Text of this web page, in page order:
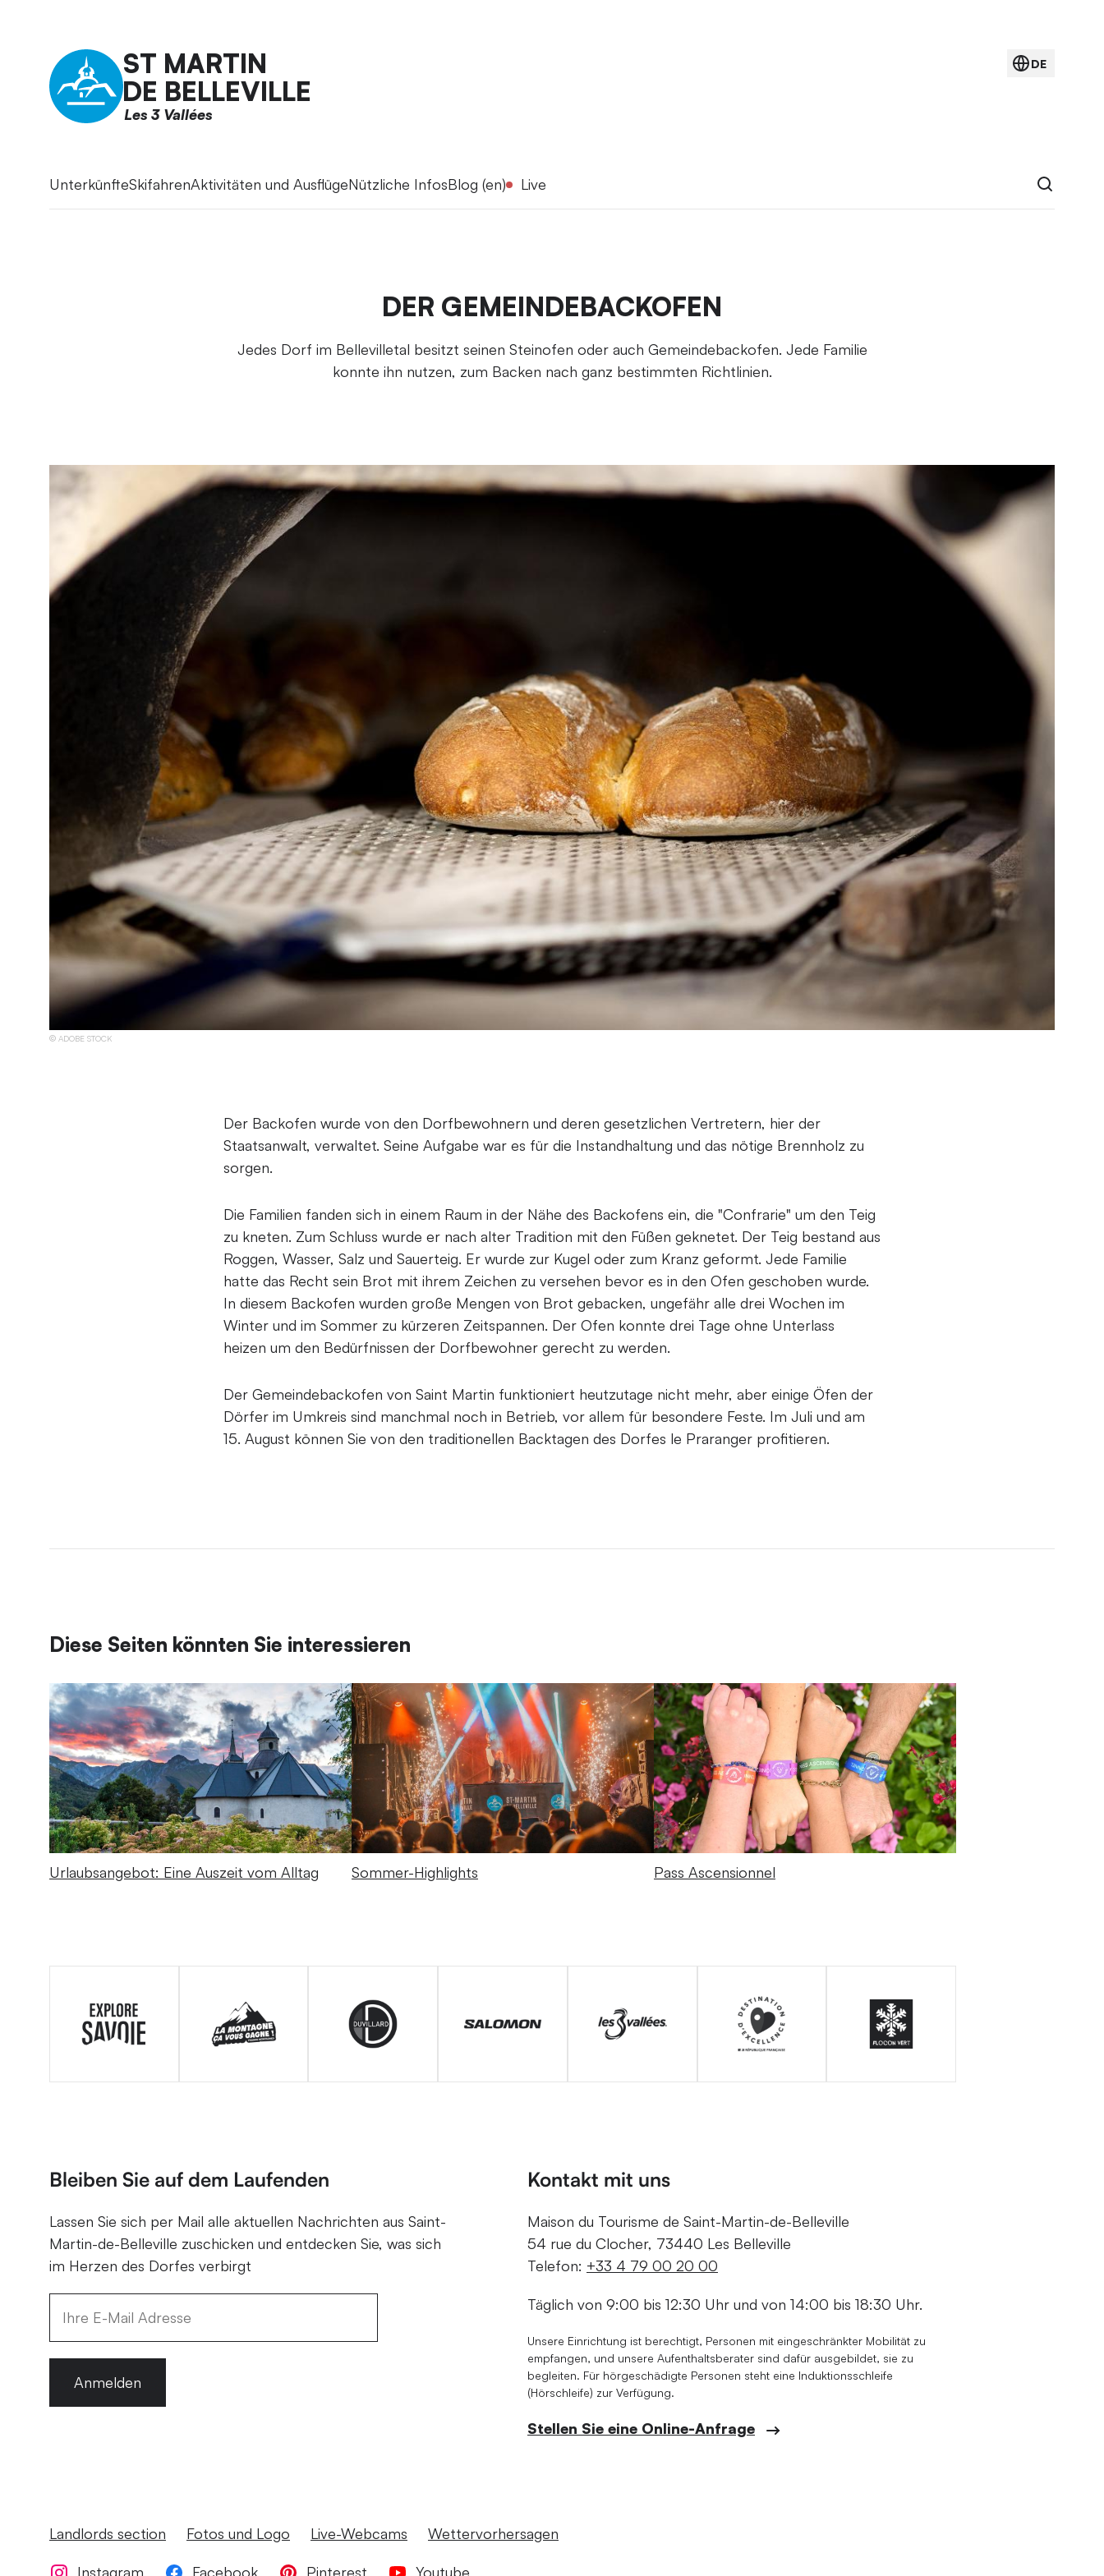
ST MARTIN
DE BELLEVILLE
Les 3 Vallées
DE
UnterkünfteSkifahrenAktivitäten und AusflügeNützliche InfosBlog (en) Live
DER GEMEINDEBACKOFEN
Jedes Dorf im Bellevilletal besitzt seinen Steinofen oder auch Gemeindebackofen. Jede Familie
konnte ihn nutzen, zum Backen nach ganz bestimmten Richtlinien.
ADOBE STOCK
Der Backofen wurde von den Dorfbewohnern und deren gesetzlichen Vertretern, hier der
Staatsanwalt, verwaltet. Seine Aufgabe war es für die Instandhaltung und das nötige Brennholz zu
sorgen.
Die Familien fanden sich in einem Raum in der Nähe des Backofens ein, die "Confrarie" um den Teig
zu kneten. Zum Schluss wurde er nach alter Tradition mit den Füßen geknetet. Der Teig bestand aus
Roggen, Wasser, Salz und Sauerteig. Er wurde zur Kugel oder zum Kranz geformt. Jede Familie
hatte das Recht sein Brot mit ihrem Zeichen zu versehen bevor es in den Ofen geschoben wurde.
In diesem Backofen wurden große Mengen von Brot gebacken, ungefähr alle drei Wochen im
Winter und im Sommer zu kürzeren Zeitspannen. Der Ofen konnte drei Tage ohne Unterlass
heizen um den Bedürfnissen der Dorfbewohner gerecht zu werden.
Der Gemeindebackofen von Saint Martin funktioniert heutzutage nicht mehr, aber einige Öfen der
Dörfer im Umkreis sind manchmal noch in Betrieb, vor allem für besondere Feste. Im Juli und am
15. August können Sie von den traditionellen Backtagen des Dorfes le Praranger profitieren.
Diese Seiten könnten Sie interessieren
Urlaubsangebot: Eine Auszeit vom Alltag Sommer-Highlights Pass Ascensionnel
Bleiben Sie auf dem Laufenden
Lassen Sie sich per Mail alle aktuellen Nachrichten aus Saint-
Martin-de-Belleville zuschicken und entdecken Sie, was sich
im Herzen des Dorfes verbirgt
Anmelden
Kontakt mit uns
Maison du Tourisme de Saint-Martin-de-Belleville
54 rue du Clocher, 73440 Les Belleville
Telefon: +33 4 79 00 20 00
Täglich von 9:00 bis 12:30 Uhr und von 14:00 bis 18:30 Uhr.
Unsere Einrichtung ist berechtigt, Personen mit eingeschränkter Mobilität zu
empfangen, und unsere Aufenthaltsberater sind dafür ausgebildet, sie zu
begleiten. Für hörgeschädigte Personen steht eine Induktionsschleife
(Hörschleife) zur Verfügung.
Stellen Sie eine Online-Anfrage
Landlords section Fotos und Logo Live-Webcams Wettervorhersagen
Instagram Facebook Pinterest Youtube